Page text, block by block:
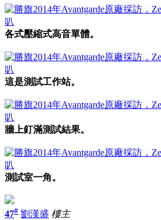
各式壓縮式高音單體。
這是測試工作站。
牆上釘滿測試結果。
測試室一角。
47# 劉漢盛 樓主